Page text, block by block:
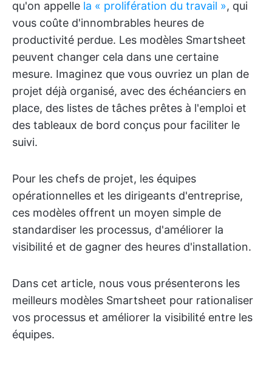
qu'on appelle la « prolifération du travail », qui
vous coûte d'innombrables heures de
productivité perdue. Les modèles Smartsheet
peuvent changer cela dans une certaine
mesure. Imaginez que vous ouvriez un plan de
projet déjà organisé, avec des échéanciers en
place, des listes de tâches prêtes à l'emploi et
des tableaux de bord conçus pour faciliter le
suivi.
Pour les chefs de projet, les équipes
opérationnelles et les dirigeants d'entreprise,
ces modèles offrent un moyen simple de
standardiser les processus, d'améliorer la
visibilité et de gagner des heures d'installation.
Dans cet article, nous vous présenterons les
meilleurs modèles Smartsheet pour rationaliser
vos processus et améliorer la visibilité entre les
équipes.